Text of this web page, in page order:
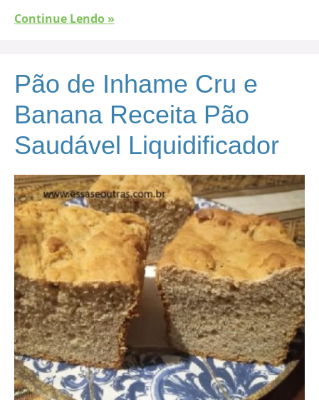
Continue Lendo »
Pão de Inhame Cru e
Banana Receita Pão
Saudável Liquidificador